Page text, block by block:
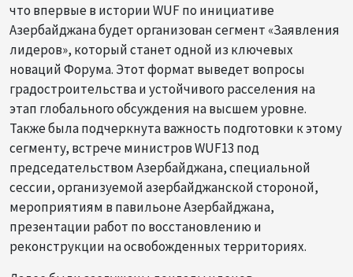
что впервые в истории WUF по инициативе
Азербайджана будет организован сегмент «Заявления
лидеров», который станет одной из ключевых
новаций Форума. Этот формат выведет вопросы
градостроительства и устойчивого расселения на
этап глобального обсуждения на высшем уровне.
Также была подчеркнута важность подготовки к этому
сегменту, встрече министров WUF13 под
председательством Азербайджана, специальной
сессии, организуемой азербайджанской стороной,
мероприятиям в павильоне Азербайджана,
презентации работ по восстановлению и
реконструкции на освобожденных территориях.